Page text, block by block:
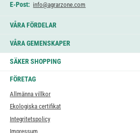
E-Post: info@agrarzone.com
VÅRA FÖRDELAR
VÅRA GEMENSKAPER
SÄKER SHOPPING
FÖRETAG
Allmänna villkor
Ekologiska certifikat
Integritetspolicy
Impressum